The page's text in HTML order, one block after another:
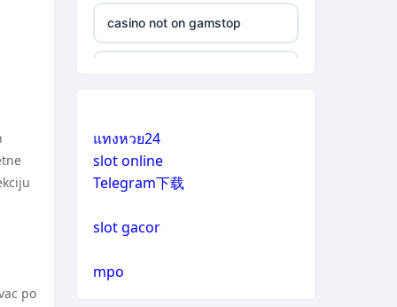
po
casino not on gamstop
casino not on gamstop
แทงหวย24
slot online
Telegram下载
slot gacor
mpo